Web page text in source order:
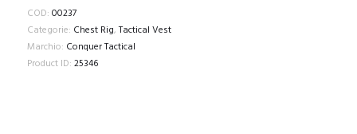
RIG
quantità
COD: 00237
Categorie: Chest Rig,Tactical Vest
Marchio: Conquer Tactical
Product ID: 25346